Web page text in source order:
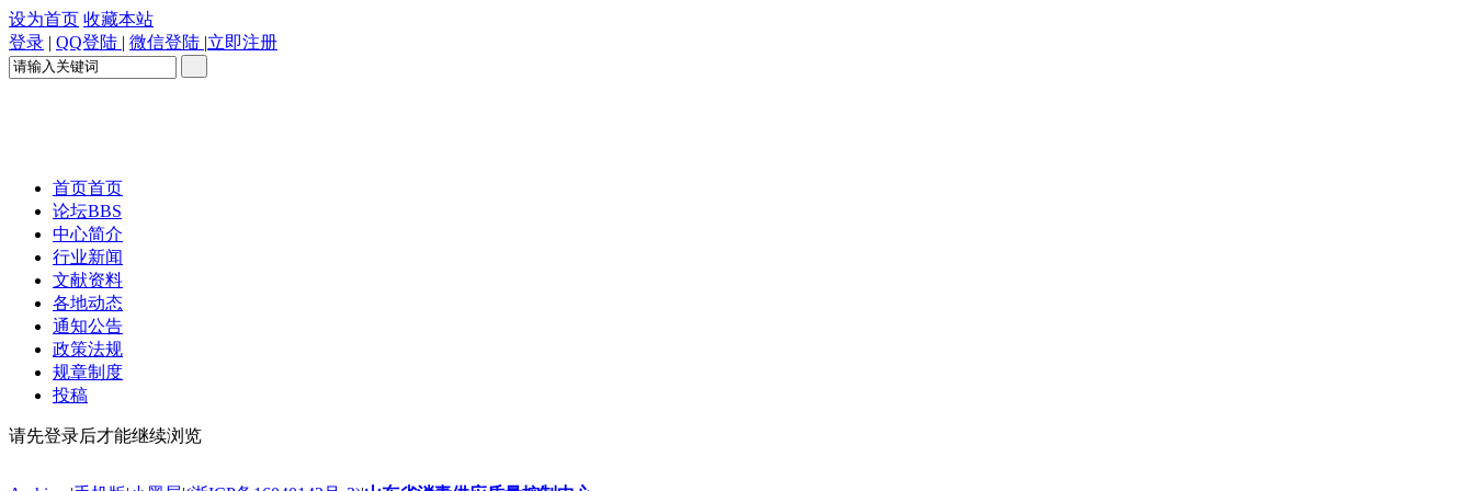
设为首页 收藏本站
登录 | QQ登陆 | 微信登陆 |立即注册
首页首页
论坛BBS
中心简介
行业新闻
文献资料
各地动态
通知公告
政策法规
规章制度
投稿
请先登录后才能继续浏览